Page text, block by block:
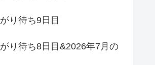
り待ち9日目
り待ち8日目&2026年7月の